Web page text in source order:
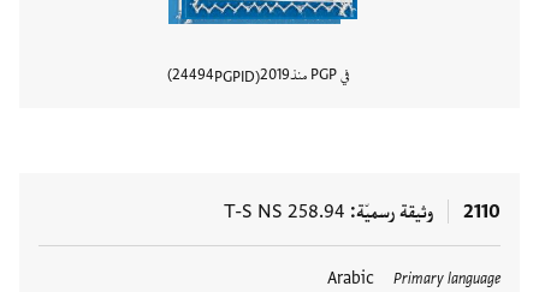
في PGP منذ 2019
PGPID
24494
2110 وثيقة رسميّة T-S NS 258.94
Primary language
Arabic